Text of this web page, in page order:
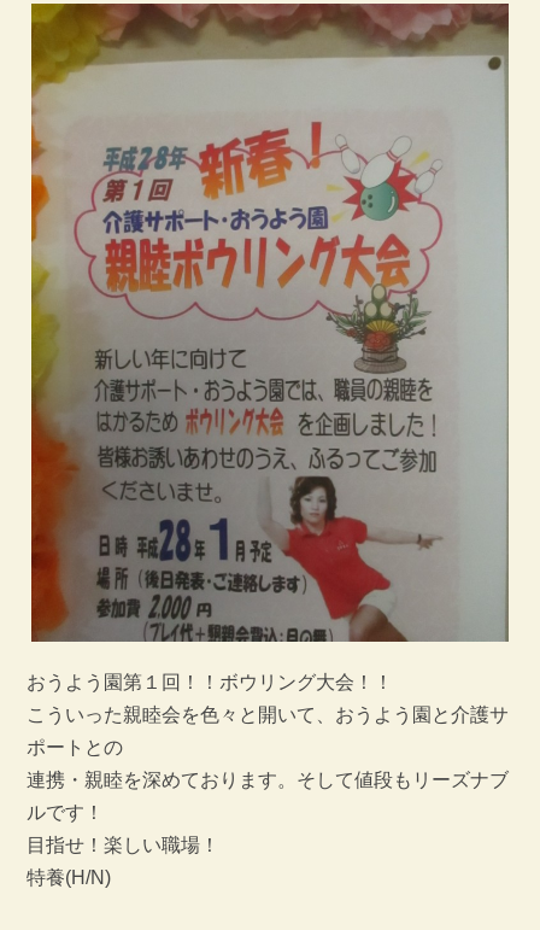
おうよう園第１回！！ボウリング大会！！
こういった親睦会を色々と開いて、おうよう園と介護サ
ポートとの
連携・親睦を深めております。そして値段もリーズナブ
ルです！
目指せ！楽しい職場！
特養(H/N)